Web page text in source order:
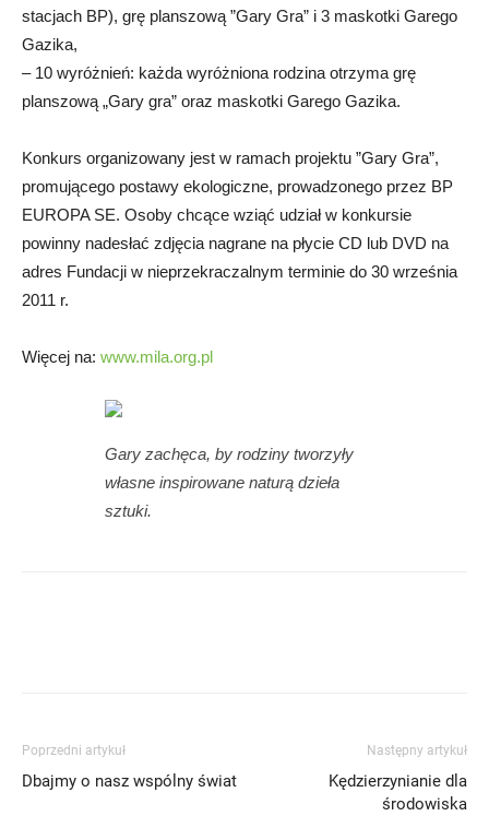
stacjach BP), grę planszową ”Gary Gra” i 3 maskotki Garego
Gazika,
– 10 wyróżnień: każda wyróżniona rodzina otrzyma grę
planszową „Gary gra” oraz maskotki Garego Gazika.
Konkurs organizowany jest w ramach projektu ”Gary Gra”,
promującego postawy ekologiczne, prowadzonego przez BP
EUROPA SE. Osoby chcące wziąć udział w konkursie
powinny nadesłać zdjęcia nagrane na płycie CD lub DVD na
adres Fundacji w nieprzekraczalnym terminie do 30 września
2011 r.
Więcej na: www.mila.org.pl
Gary zachęca, by rodziny tworzyły
własne inspirowane naturą dzieła
sztuki.
Poprzedni artykuł
Dbajmy o nasz wspólny świat
Następny artykuł
Kędzierzynianie dla
środowiska